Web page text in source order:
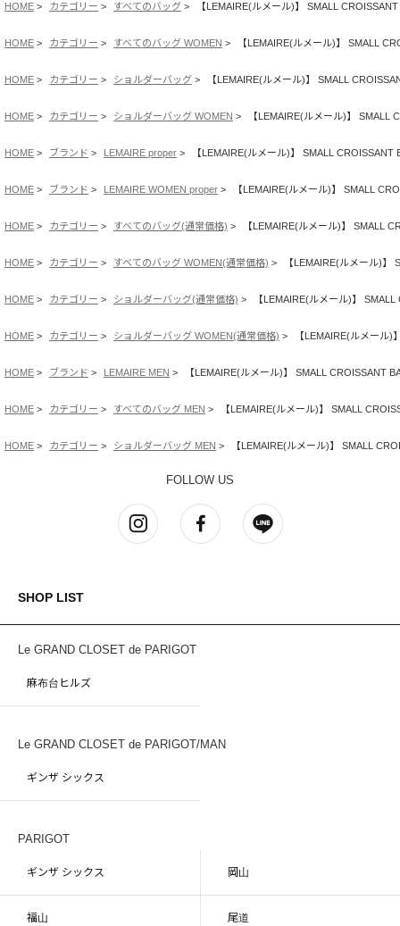
HOME カテゴリー すべてのバッグ 【LEMAIRE(ルメール)】 SMALL
HOME カテゴリー すべてのバッグ WOMEN 【LEMAIRE(ルメール)】 SMALL
HOME カテゴリー ショルダーバッグ 【LEMAIRE(ルメール)】 SMALL
HOME カテゴリー ショルダーバッグ WOMEN 【LEMAIRE(ルメール)】 SMALL
HOME ブランド LEMAIRE proper 【LEMAIRE(ルメール)】 SMALL CROISSANT
HOME ブランド LEMAIRE WOMEN proper 【LEMAIRE(ルメール)】 SMALL
HOME カテゴリー すべてのバッグ(通常価格) 【LEMAIRE(ルメール)】 SMALL
HOME カテゴリー すべてのバッグ WOMEN(通常価格) 【LEMAIRE(ルメール)】
HOME カテゴリー ショルダーバッグ(通常価格) 【LEMAIRE(ルメール)】
HOME カテゴリー ショルダーバッグ WOMEN(通常価格) 【LEMAIRE(ルメール)
HOME ブランド LEMAIRE MEN 【LEMAIRE(ルメール)】 SMALL CROISSANT
HOME カテゴリー すべてのバッグ MEN 【LEMAIRE(ルメール)】 SMALL
HOME カテゴリー ショルダーバッグ MEN 【LEMAIRE(ルメール)】 SMALL
FOLLOW US
SHOP LIST
Le GRAND CLOSET de PARIGOT
麻布台ヒルズ
Le GRAND CLOSET de PARIGOT/MAN
ギンザ シックス
PARIGOT
ギンザ シックス 岡山
福山 尾道